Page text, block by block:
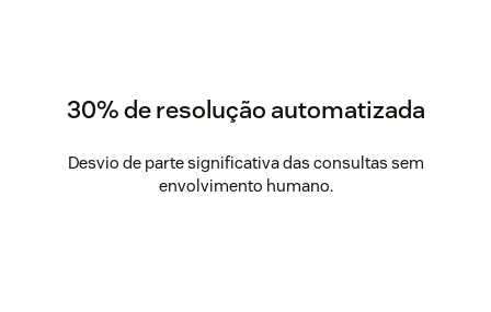
30% de resolução automatizada
Desvio de parte significativa das consultas sem
envolvimento humano.